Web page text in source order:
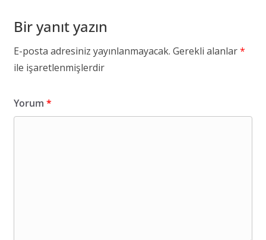
Bir yanıt yazın
E-posta adresiniz yayınlanmayacak. Gerekli alanlar*
ile işaretlenmişlerdir
Yorum *